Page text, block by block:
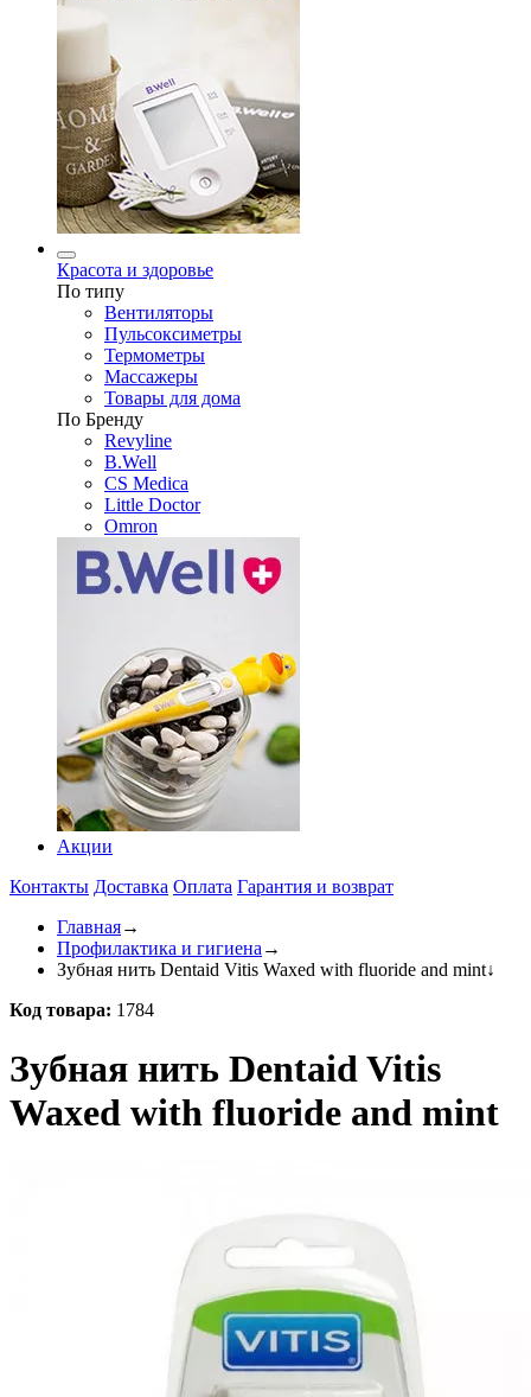
Красота и здоровье
По типу
Вентиляторы
Пульсоксиметры
Термометры
Массажеры
Товары для дома
По Бренду
Revyline
B.Well
CS Medica
Little Doctor
Omron
Акции
Контакты Доставка Оплата Гарантия и возврат
Главная→
Профилактика и гигиена →
Зубная нить Dentaid Vitis Waxed with fluoride and mint↓
Код товара: 1784
Зубная нить Dentaid Vitis
Waxed with fluoride and mint